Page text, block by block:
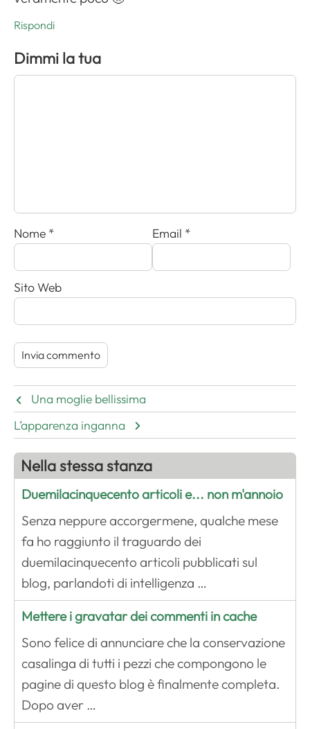
Rispondi
Dimmi la tua
Nome * Email *
Sito Web
Una moglie bellissima
L’apparenza inganna
Nella stessa stanza
Duemilacinquecento articoli e... non m'annoio
Senza neppure accorgermene, qualche mese
fa ho raggiunto il traguardo dei
duemilacinquecento articoli pubblicati sul
blog, parlandoti di intelligenza …
Mettere i gravatar dei commenti in cache
Sono felice di annunciare che la conservazione
casalinga di tutti i pezzi che compongono le
pagine di questo blog è finalmente completa.
Dopo aver …